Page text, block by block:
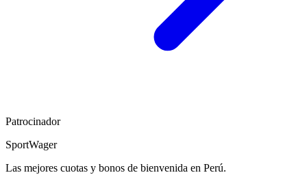
Patrocinador
SportWager
Las mejores cuotas y bonos de bienvenida en Perú.